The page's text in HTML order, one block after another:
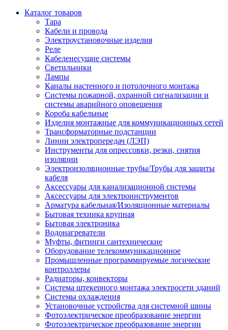
Каталог товаров
Тара
Кабели и провода
Электроустановочные изделия
Реле
Кабеленесущие системы
Светильники
Лампы
Каналы настенного и потолочного монтажа
Системы пожарной, охранной сигнализации и
системы аварийного оповещения
Короба кабельные
Изделия монтажные для коммуникационных сетей
Трансформаторные подстанции
Линии электропередач (ЛЭП)
Инструменты для опрессовки, резки, снятия
изоляции
Электроизоляционные трубы/Трубы для защиты
кабеля
Аксессуары для канализационной системы
Аксессуары для электроинструментов
Арматура кабельная/Изоляционные материалы
Бытовая техника крупная
Бытовая электроника
Водонагреватели
Муфты, фитинги сантехнические
Оборудование телекоммуникационное
Промышленные программируемые логические
контроллеры
Радиаторы, конвекторы
Система штекерного монтажа электросети зданий
Системы охлаждения
Установочные устройства для системной шины
Фотоэлектрическое преобразование энергии
Фотоэлектрическое преобразование энергии